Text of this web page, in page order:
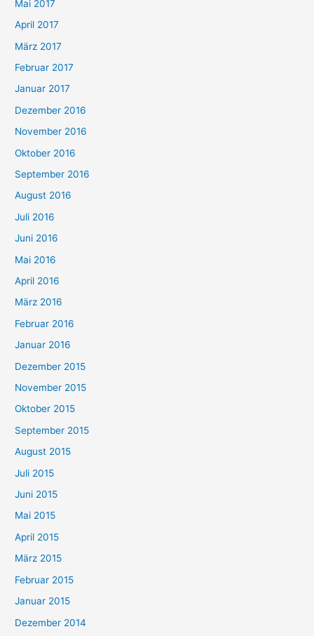
Mai 2017
April 2017
März 2017
Februar 2017
Januar 2017
Dezember 2016
November 2016
Oktober 2016
September 2016
August 2016
Juli 2016
Juni 2016
Mai 2016
April 2016
März 2016
Februar 2016
Januar 2016
Dezember 2015
November 2015
Oktober 2015
September 2015
August 2015
Juli 2015
Juni 2015
Mai 2015
April 2015
März 2015
Februar 2015
Januar 2015
Dezember 2014